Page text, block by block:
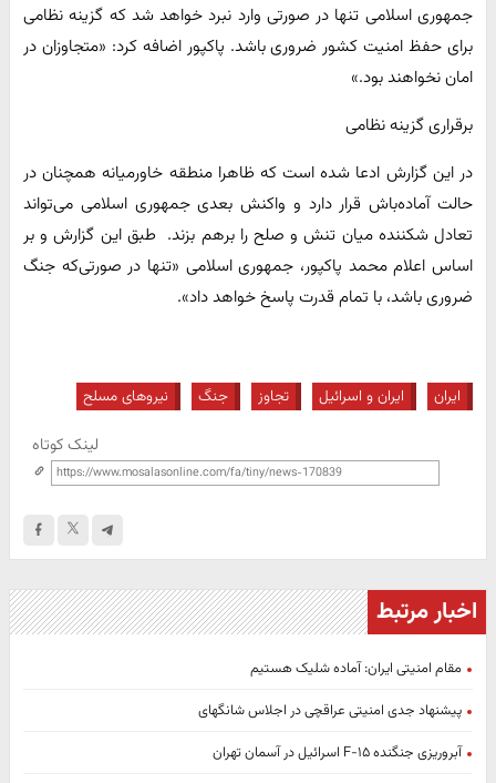
جمهوری اسلامی تنها در صورتی وارد نبرد خواهد شد که گزینه نظامی
برای حفظ امنیت کشور ضروری باشد. پاکپور اضافه کرد: «متجاوزان در
امان نخواهند بود.»
برقراری گزینه نظامی
در این گزارش ادعا شده است که ظاهرا منطقه خاورمیانه همچنان در
حالت آماده‌باش قرار دارد و واکنش بعدی جمهوری اسلامی می‌تواند
تعادل شکننده میان تنش و صلح را برهم بزند. طبق این گزارش و بر
اساس اعلام محمد پاکپور، جمهوری اسلامی «تنها در صورتی‌که جنگ
ضروری باشد، با تمام قدرت پاسخ خواهد داد».
ایران ایران و اسرائیل تجاوز جنگ نیروهای مسلح
لینک کوتاه
اخبار مرتبط
مقام امنیتی ایران: آماده شلیک هستیم
پیشنهاد جدی امنیتی عراقچی در اجلاس شانگهای
آبروریزی جنگنده F-۱۵ اسرائیل در آسمان تهران